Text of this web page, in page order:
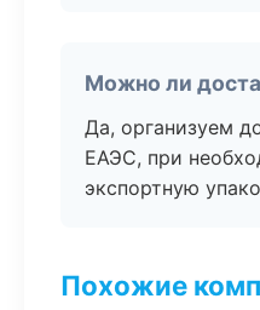
Можно ли
Да, организуем
ЕАЭС, при
экспортную
Похожие